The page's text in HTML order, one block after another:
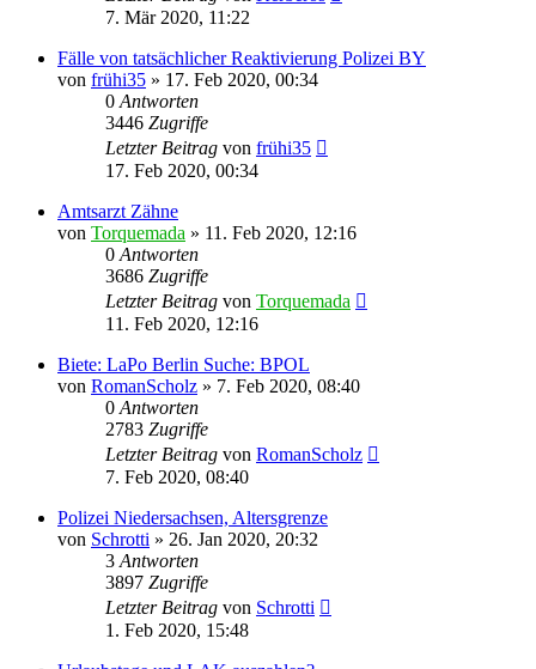
7. Mär 2020, 11:22
Fälle von tatsächlicher Reaktivierung Polizei BY
von frühi35 » 17. Feb 2020, 00:34
0 Antworten
3446 Zugriffe
Letzter Beitrag von frühi35
17. Feb 2020, 00:34
Amtsarzt Zähne
von Torquemada » 11. Feb 2020, 12:16
0 Antworten
3686 Zugriffe
Letzter Beitrag von Torquemada
11. Feb 2020, 12:16
Biete: LaPo Berlin Suche: BPOL
von RomanScholz » 7. Feb 2020, 08:40
0 Antworten
2783 Zugriffe
Letzter Beitrag von RomanScholz
7. Feb 2020, 08:40
Polizei Niedersachsen, Altersgrenze
von Schrotti » 26. Jan 2020, 20:32
3 Antworten
3897 Zugriffe
Letzter Beitrag von Schrotti
1. Feb 2020, 15:48